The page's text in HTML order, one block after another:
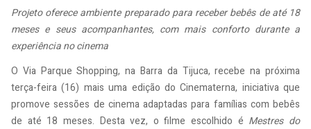
Projeto oferece ambiente preparado para receber bebês de até 18
meses e seus acompanhantes, com mais conforto durante a
experiência no cinema
O Via Parque Shopping, na Barra da Tijuca, recebe na próxima
terça-feira (16) mais uma edição do Cinematerna, iniciativa que
promove sessões de cinema adaptadas para famílias com bebês
de até 18 meses. Desta vez, o filme escolhido é Mestres do